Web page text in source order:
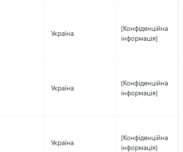
Україна
[Конфіденційна
інформація]
Україна
[Конфіденційна
інформація]
Україна
[Конфіденційна
інформація]